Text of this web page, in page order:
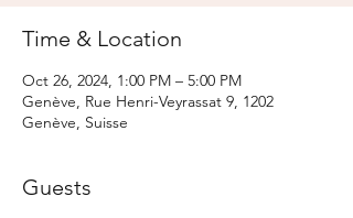
Time & Location
Oct 26, 2024, 1:00 PM – 5:00 PM
Genève, Rue Henri-Veyrassat 9, 1202
Genève, Suisse
Guests